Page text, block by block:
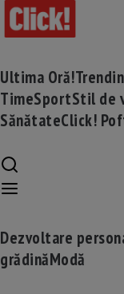
Ultima Oră!
TimeSportStil de
SănătateClick!
Dezvoltare
grădinăModă